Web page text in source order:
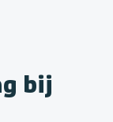
bij